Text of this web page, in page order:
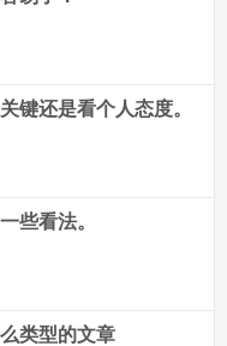
键还是看个人态度。
些看法。
类型的文章